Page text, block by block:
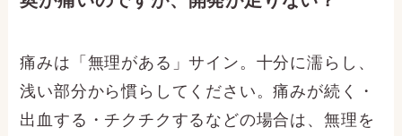
痛みは「無理がある」サイン。十分に濡らし、
浅い部分から慣らしてください。痛みが続く・
出血する・チクチクするなどの場合は、無理を